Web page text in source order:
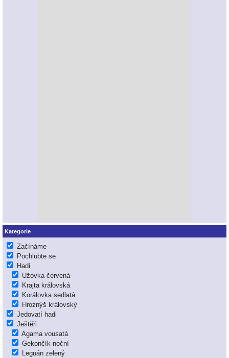
Kategorie
Začínáme
Pochlubte se
Hadi
Užovka červená
Krajta královská
Korálovka sedlatá
Hroznýš královský
Jedovatí hadi
Ještěři
Agama vousatá
Gekončík noční
Leguán zelený